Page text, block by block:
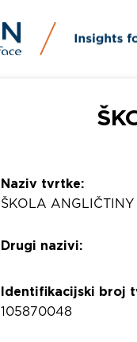
Naziv tvrtke:
ŠKOLA ANGLIČTINY
Drugi nazivi:
Identifikacijski broj
105870048